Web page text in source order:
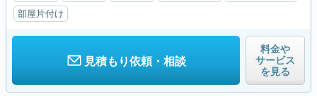
部屋片付け
見積もり依頼・相談
料金や
サービス
を見る